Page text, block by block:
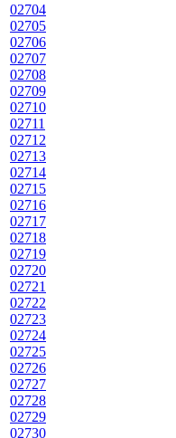
02704
02705
02706
02707
02708
02709
02710
02711
02712
02713
02714
02715
02716
02717
02718
02719
02720
02721
02722
02723
02724
02725
02726
02727
02728
02729
02730